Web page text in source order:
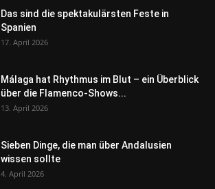
Das sind die spektakulärsten Feste in
Spanien
17. April 2026
Málaga hat Rhythmus im Blut – ein Überblick
über die Flamenco-Shows...
13. April 2026
Sieben Dinge, die man über Andalusien
wissen sollte
4. April 2026